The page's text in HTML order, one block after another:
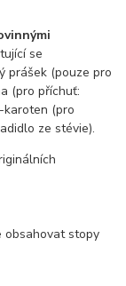
se
prášek (pouze pro
(pro příchuť:
karoten (pro
ze stévie).
obsahovat stopy